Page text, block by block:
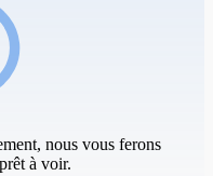
nous vous ferons
à voir.